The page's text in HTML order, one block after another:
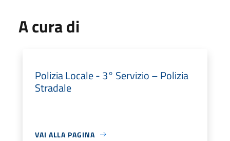
A cura di
Polizia Locale - 3° Servizio – Polizia
Stradale
VAI ALLA PAGINA